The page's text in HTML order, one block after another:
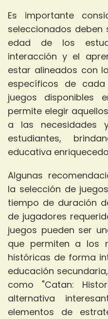
Es importante
seleccionados
edad de los
interacción y el
estar alineados con
específicos de
juegos disponibles
permite elegir
a las necesidades
estudiantes,
educativa
Algunas
la selección de
tiempo de duración
de jugadores
juegos pueden ser
que permiten a los
históricas de forma
educación
como "Catan:
alternativa
elementos de